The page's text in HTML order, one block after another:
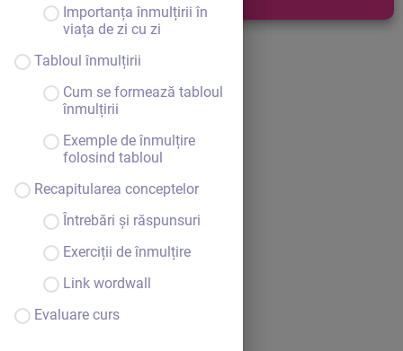
Importanța înmulțirii în
viața de zi cu zi
Tabloul înmulțirii
Cum se formează tabloul
înmulțirii
Exemple de înmulțire
folosind tabloul
Recapitularea conceptelor
Întrebări și răspunsuri
Exerciții de înmulțire
Link wordwall
Evaluare curs